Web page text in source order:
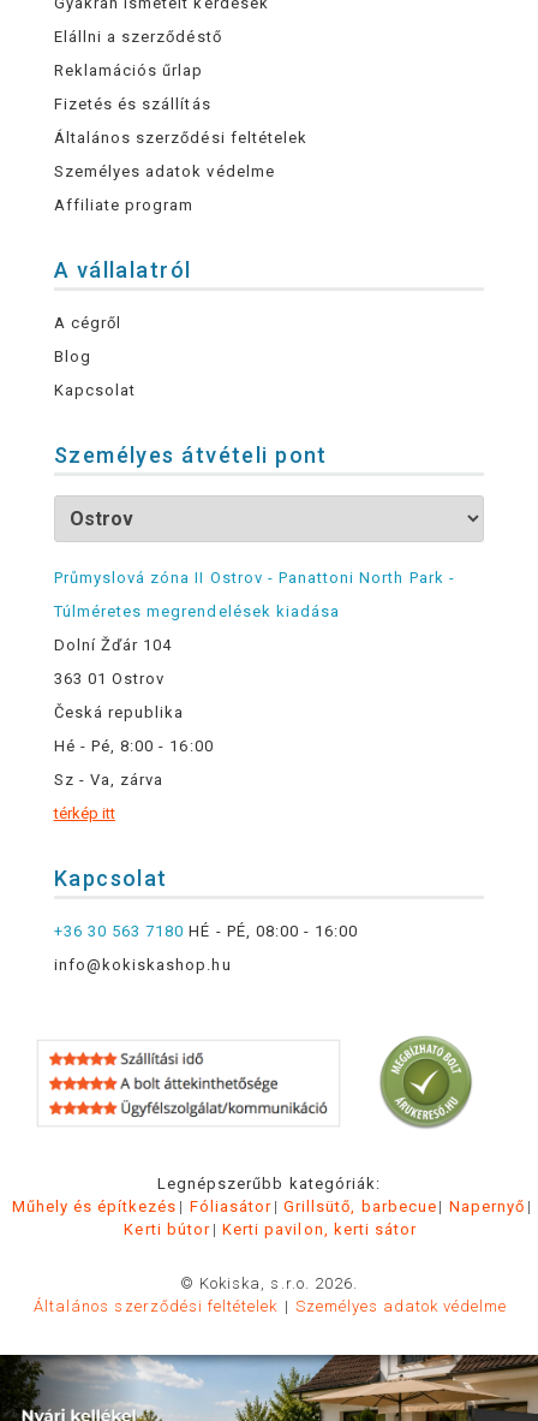
Elállni a szerződéstő
Reklamációs űrlap
Fizetés és szállítás
Általános szerződési feltételek
Személyes adatok védelme
Affiliate program
A vállalatról
A cégről
Blog
Kapcsolat
Személyes átvételi pont
Průmyslová zóna II Ostrov - Panattoni North Park -
Túlméretes megrendelések kiadása
Dolní Žďár 104
363 01 Ostrov
Česká republika
Hé - Pé, 8:00 - 16:00
Sz - Va, zárva
térkép itt
Kapcsolat
+36 30 563 7180 HÉ - PÉ, 08:00 - 16:00
info@kokiskashop.hu
Legnépszerűbb kategóriák:
Műhely és építkezés
Fóliasátor Grillsütő, barbecue
Napernyő
Kerti bútor
Kerti pavilon, kerti sátor
© Kokiska, s.r.o. 2026.
Általános szerződési feltételek
Személyes adatok védelme